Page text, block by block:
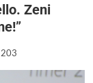
Zeni